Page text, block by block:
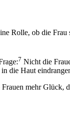
Rolle, ob die
7 Nicht die
die Haut
mehr